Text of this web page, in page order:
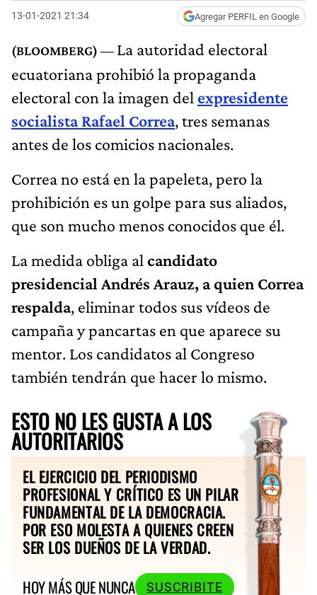
13-01-2021 21:34 Agregar PERFIL en Google
La autoridad electoral
ecuatoriana prohibió la propaganda
electoral con la imagen del expresidente
socialista Rafael Correa, tres semanas
antes de los comicios nacionales.
Correa no está en la papeleta, pero la
prohibición es un golpe para sus aliados,
que son mucho menos conocidos que él.
La medida obliga al candidato
presidencial Andrés Arauz, a quien Correa
respalda, eliminar todos sus vídeos de
campaña y pancartas en que aparece su
mentor. Los candidatos al Congreso
también tendrán que hacer lo mismo.
ESTO NO LES GUSTA A LOS
AUTORITARIOS
EL EJERCICIO DEL PERIODISMO
PROFESIONAL Y CRÍTICO ES UN PILAR
FUNDAMENTAL DE LA DEMOCRACIA.
POR ESO MOLESTA A QUIENES CREEN
SER LOS DUEÑOS DE LA VERDAD.
HOY MÁS QUE NUNCA
SUSCRIBITE